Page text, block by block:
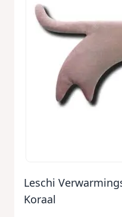
Leschi
Koraal